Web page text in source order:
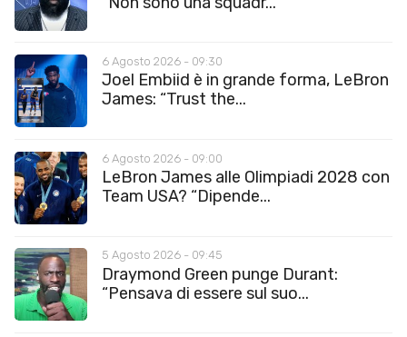
6 Agosto 2026 - 09:30
Joel Embiid è in grande forma, LeBron
James: “Trust the...
6 Agosto 2026 - 09:00
LeBron James alle Olimpiadi 2028 con
Team USA? “Dipende...
5 Agosto 2026 - 09:45
Draymond Green punge Durant:
“Pensava di essere sul suo...